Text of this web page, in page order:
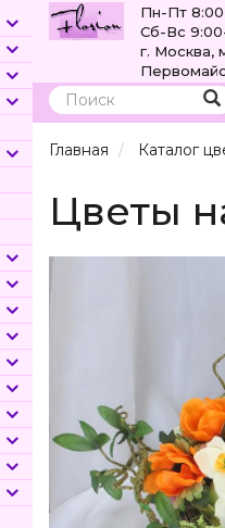
Пн-Пт
Сб-Вс
г. Москва,
Поиск
Главная Каталог
Цветы